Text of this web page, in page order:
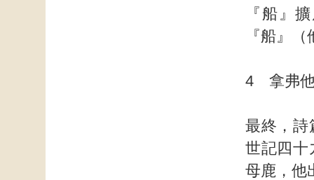
『船』
『船』
4 拿弗
最終，詩
世記四十
母鹿，他